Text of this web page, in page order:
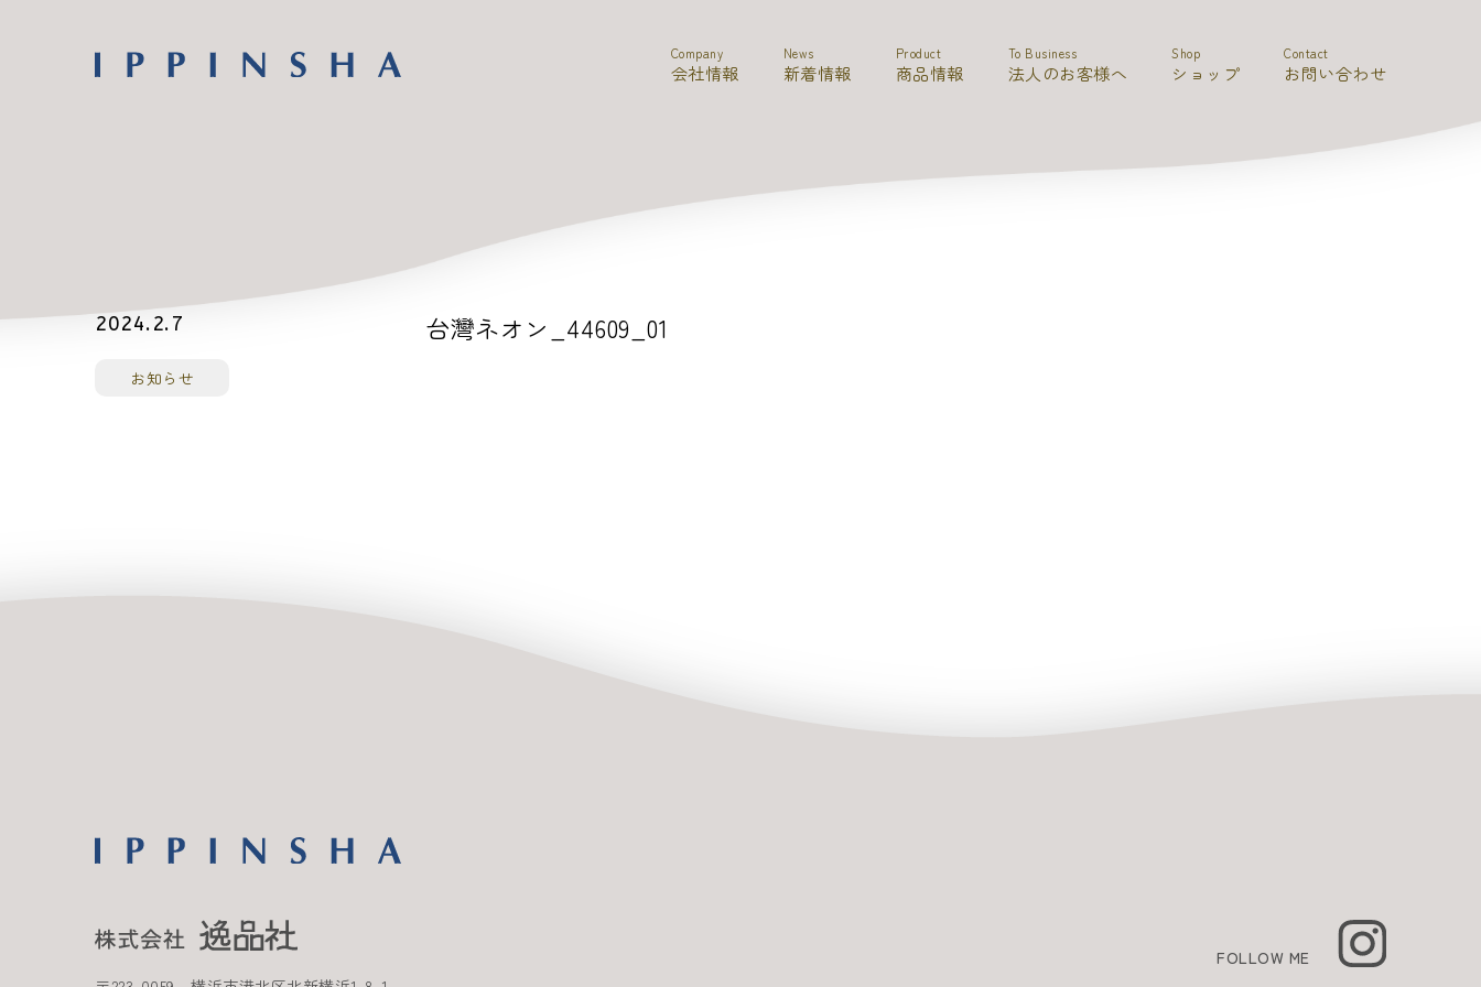
Company
会社情報
News
新着情報
Product
商品情報
To Business
法人のお客様へ
Shop
ショップ
Contact
お問い合わせ
2024.2.7
お知らせ
台灣ネオン_44609_01
FOLLOW ME